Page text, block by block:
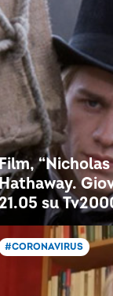
su
#CORONAVIRUS